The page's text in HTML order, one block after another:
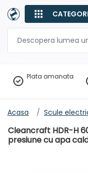
Plata amanata
Acasa Scule
Cleancraft HDR-H
presiune cu apa